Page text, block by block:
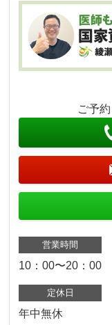
ご予
営業時間
10：00〜20：00
定休日
年中無休